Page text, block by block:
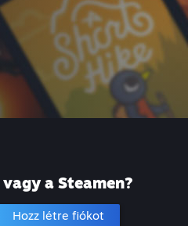
vagy a Steamen?
Hozz létre fiókot